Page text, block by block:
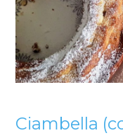
Ciambella